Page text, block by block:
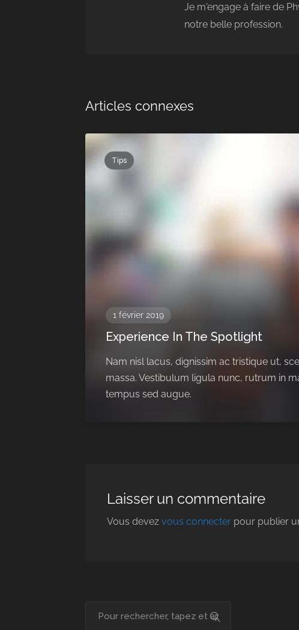
Je m'engage à faire de
notre belle profession.
Articles connexes
Tips
1 février 2019
Experience In The Spotlight
Nam nisl lacus, dignissim ac tristique ut,
massa. Vestibulum ligula nunc, rutrum in
tempus sed augue.
Laisser un commentaire
Vous devez vous connecter pour publier